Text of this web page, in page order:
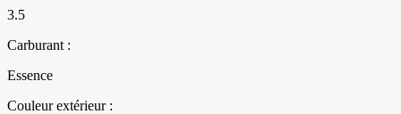
3.5
Carburant :
Essence
Couleur extérieur :